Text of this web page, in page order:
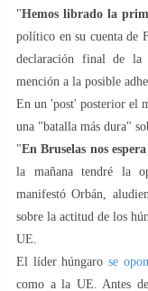
"Hemos librado la
político en su cuenta de
declaración final de la
mención a la posible
En un 'post' posterior el
una "batalla más dura"
"En Bruselas nos
la mañana tendré la
manifestó Orbán,
sobre la actitud de los
UE.
El líder húngarose
como a la UE. Antes